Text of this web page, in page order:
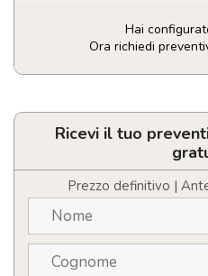
Hai
Ora richiedi
Set
penne
quantità
Ricevi il tuo
Prezzo definitivo |